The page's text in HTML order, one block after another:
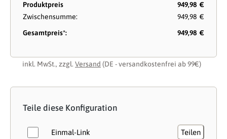
Produktpreis
949,98 €
Zwischensumme:
949,98 €
Gesamtpreis*:
949,98 €
inkl. MwSt., zzgl. Versand (DE - versandkostenfrei ab 99€)
Teile diese Konfiguration
Einmal-Link Teilen